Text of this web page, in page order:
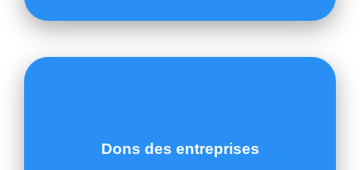
Dons des entreprises